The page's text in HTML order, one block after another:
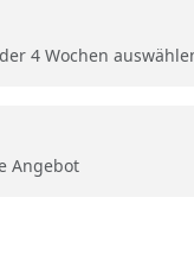
4 Wochen
Angebot